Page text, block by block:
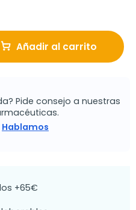
Añadir al carrito
Pide consejo a nuestras
Hablamos
+65€